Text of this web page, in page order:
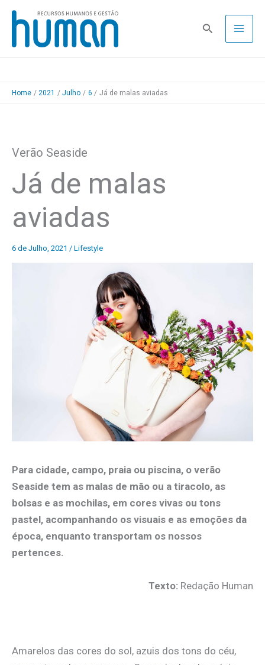
Skip
content
Pesquisa
Home 2021 Julho 6 Já de malas aviadas
Verão Seaside
Já de malas
aviadas
6 de Julho, 2021 / Lifestyle
Para cidade, campo, praia ou piscina, o verão
Seaside tem as malas de mão ou a tiracolo, as
bolsas e as mochilas, em cores vivas ou tons
pastel, acompanhando os visuais e as emoções da
época, enquanto transportam os nossos
pertences.
Texto: Redação Human
Amarelos das cores do sol, azuis dos tons do céu,